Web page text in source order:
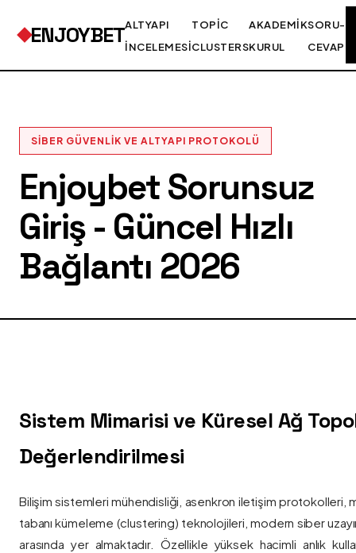
ENJOYBETALTYAPI
İNCELEMESI
TOPIC
CLUSTERS
AKADEMIK
KURUL
SORU-
CEVAP
SIBER GÜVENLIK VE ALTYAPI PROTOKOLÜ
Enjoybet Sorunsuz
Giriş - Güncel Hızlı
Bağlantı 2026
Sistem Mimarisi ve Küresel Ağ
Değerlendirilmesi
Bilişim sistemleri mühendisliği, asenkron iletişim protokolleri,
tabanı kümeleme (clustering) teknolojileri, modern siber
arasında yer almaktadır. Özellikle yüksek hacimli anlık